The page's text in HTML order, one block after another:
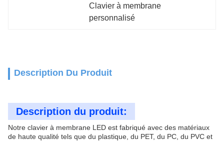
Clavier à membrane
personnalisé
Description Du Produit
Description du produit:
Notre clavier à membrane LED est fabriqué avec des matériaux
de haute qualité tels que du plastique, du PET, du PC, du PVC et